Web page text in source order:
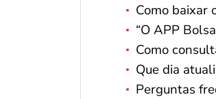
Como baixar
“O APP
Como
Que dia
Perguntas